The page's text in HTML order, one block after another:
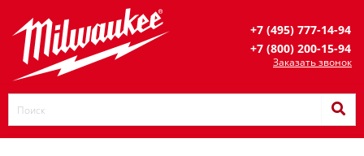
+7 (495) 777-14-94
+7 (800) 200-15-94
Заказать звонок